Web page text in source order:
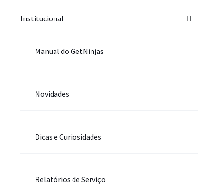
Institucional
Manual do GetNinjas
Novidades
Dicas e Curiosidades
Relatórios de Serviço